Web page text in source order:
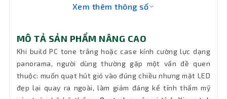
LED ARGB
Bảo hành 12 tháng
Xem thêm thông số
MÔ TẢ SẢN PHẨM NÂNG CAO
Khi build PC tone trắng hoặc case kính cường lực dạng
panorama, người dùng thường gặp một vấn đề quen
thuộc: muốn quạt hút gió vào đúng chiều nhưng mặt LED
đẹp lại quay ra ngoài, làm giảm đáng kể tính thẩm mỹ